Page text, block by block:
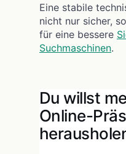
Eine stabile
nicht nur sicher,
für eine bessere
Suchmaschinen.
Du willst
Online-